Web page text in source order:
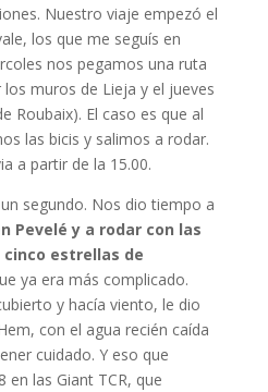
Nuestro viaje empezó el
los que me seguís en
nos pegamos una ruta
muros de Lieja y el jueves
Roubaix). El caso es que al
las bicis y salimos a rodar.
a partir de la 15.00.
segundo. Nos dio tiempo a
Pevelé y a rodar con las
estrellas de
ya era más complicado.
y hacía viento, le dio
con el agua recién caída
cuidado. Y eso que
en las Giant TCR, que